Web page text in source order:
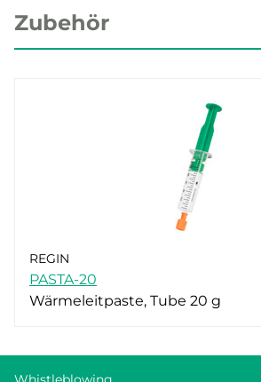
Zubehör
REGIN
PASTA-20
Wärmeleitpaste, Tube 20 g